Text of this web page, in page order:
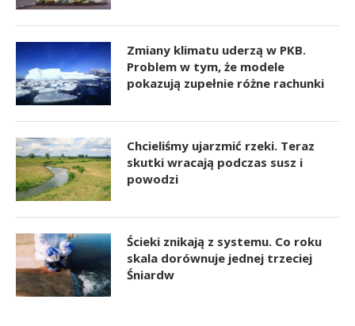
Zmiany klimatu uderzą w PKB.
Problem w tym, że modele
pokazują zupełnie różne rachunki
Chcieliśmy ujarzmić rzeki. Teraz
skutki wracają podczas susz i
powodzi
Ścieki znikają z systemu. Co roku
skala dorównuje jednej trzeciej
Śniardw